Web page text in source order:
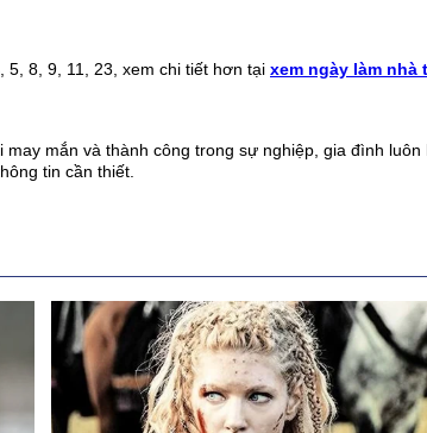
8, 9, 11, 23, xem chi tiết hơn tại xem ngày làm nhà
mắn và thành công trong sự nghiệp, gia đình
tin cần thiết.